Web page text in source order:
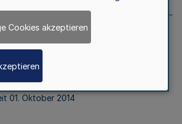
die Hochschulen des Landes
(Hochschulgesetz -
01. Oktober 2014
Cookies akzeptieren